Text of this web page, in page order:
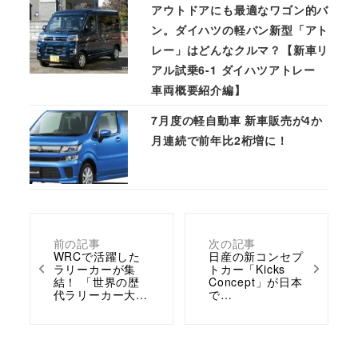
前の記事
WRCで活躍した
ラリーカーが集
結！ 「世界の歴
代ラリーカー大…
次の記事
日産の新コンセプ
トカー「Kicks
Concept」が日本
で…
アウトドアにも最適なワゴン的バ
ン。ダイハツの軽バン新型「アト
レー」はどんなクルマ？【新車リ
アル試乗6-1 ダイハツアトレー
車両概要紹介編】
7月度の軽自動車 新車販売が4か
月連続で前年比2桁増に！